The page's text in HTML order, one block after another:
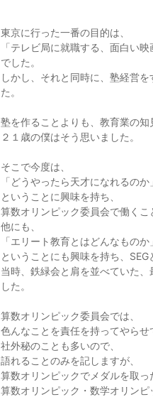
東京に行った一番の目的は、
「テレビ局に就職する、面白い映
でした。
しかし、それと同時に、塾経営
た。
塾を作ることよりも、教育業の知
２１歳の僕はそう思いました。
そこで今度は、
「どうやったら天才になれるのか」
ということに興味を持ち、
算数オリンピック委員会で働くこ
他にも、
「エリート教育とはどんなものか」
ということにも興味を持ち、SEG
当時、鉄緑会と肩を並べていた
した。
算数オリンピック委員会では、
色んなことを責任を持ってやらせ
社外秘のことも多いので、
語れることのみを記しますが、
算数オリンピックでメダルを取っ
算数オリンピック・数学オリン